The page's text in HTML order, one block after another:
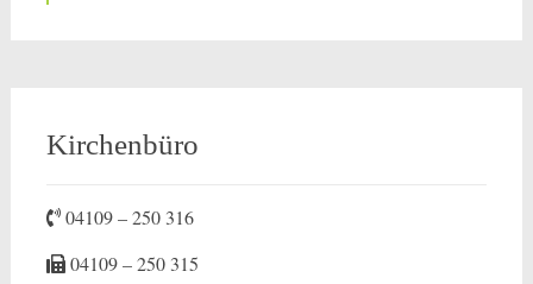
Kirchenbüro
04109 – 250 316
04109 – 250 315